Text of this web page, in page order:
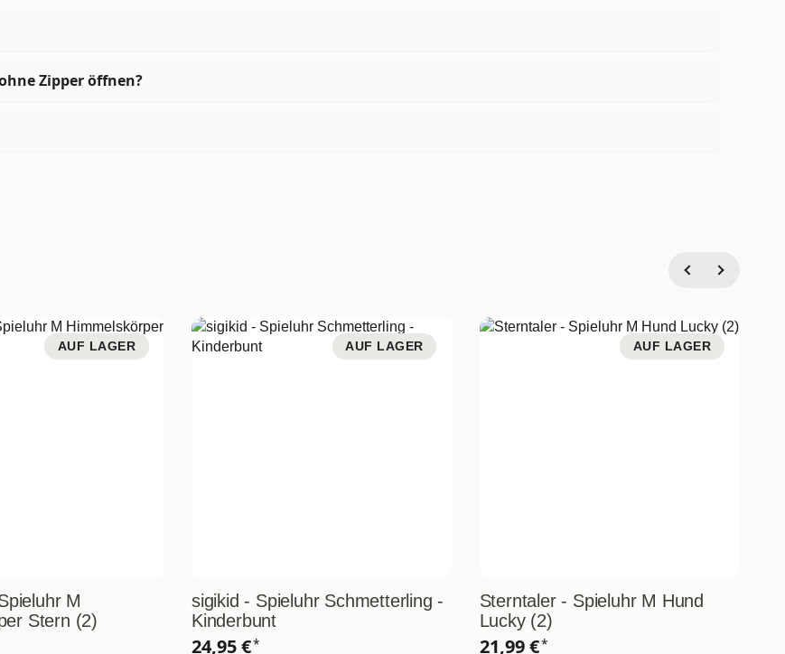
Zipper öffnen?
AUF LAGER
M
Stern (2)
AUF LAGER
sigikid - Spieluhr Schmetterling -
Kinderbunt
24,95 €*
AUF LAGER
Sterntaler - Spieluhr M Hund
Lucky (2)
21,99 €*